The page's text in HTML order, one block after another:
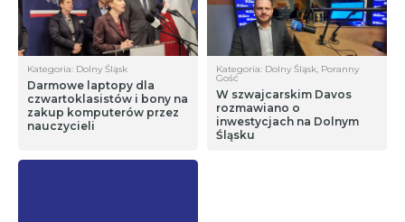
Kategoria: Dolny Śląsk
Darmowe laptopy dla
czwartoklasistów i bony na
zakup komputerów przez
nauczycieli
Kategoria: Dolny Śląsk, Poranny
Gość
W szwajcarskim Davos
rozmawiano o
inwestycjach na Dolnym
Śląsku